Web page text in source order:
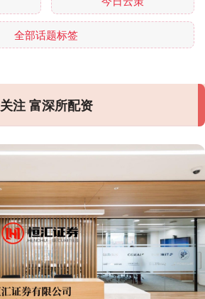
全部话题标签
关注 富深所配资